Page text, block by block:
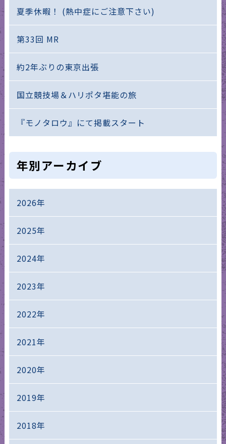
夏季休暇！ (熱中症にご注意下さい)
第33回 MR
約2年ぶりの東京出張
国立競技場＆ハリポタ堪能の旅
『モノタロウ』にて掲載スタート
年別アーカイブ
2026年
2025年
2024年
2023年
2022年
2021年
2020年
2019年
2018年